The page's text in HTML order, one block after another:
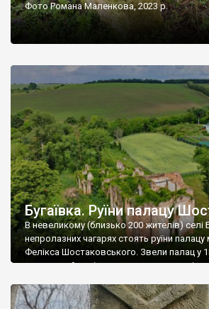
Фото Романа Маленкова, 2023 р.
Бугаївка. Руїни палацу
В невеликому (близько 200 жителів) селі
непролазних чагарях стоять руїни
Фелікса Шостаковського. Звели палац у
радянський період у ньому спочатку
століття тут розмістили туберкульозну
палацу виїхала лікарня – ми точно не […]